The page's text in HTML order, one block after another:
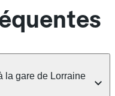
la gare de Lorraine